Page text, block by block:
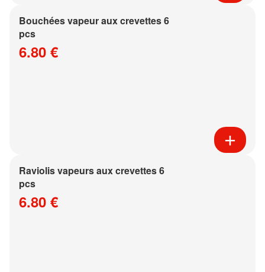
Bouchées vapeur aux crevettes 6
pcs
6.80 €
Raviolis vapeurs aux crevettes 6
pcs
6.80 €